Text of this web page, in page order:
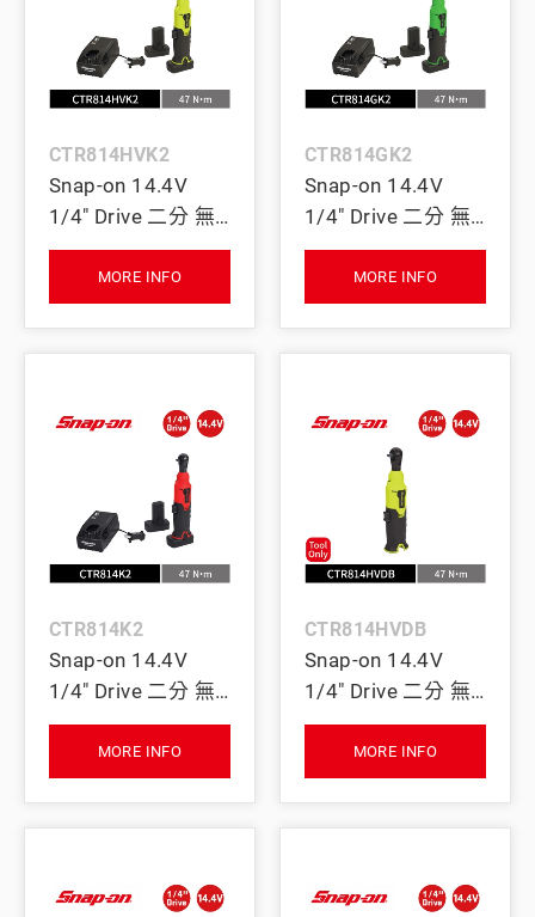
CTR814HVK2
Snap-on 14.4V
1/4" Drive 二分 無
刷棘輪扳手 47Nm
｜雙電池+充電座
(螢光黃)
MORE INFO
CTR814GK2
Snap-on 14.4V
1/4" Drive 二分 無
刷棘輪扳手 47Nm
｜雙電池+充電座
(綠)
MORE INFO
CTR814K2
Snap-on 14.4V
1/4" Drive 二分 無
刷棘輪扳手 47Nm
｜雙電池+充電座
(紅)
MORE INFO
CTR814HVDB
Snap-on 14.4V
1/4" Drive 二分 無
刷棘輪扳手 47Nm
(Tool Only) (螢光
黃)
MORE INFO